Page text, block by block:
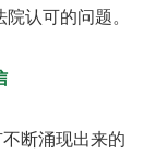
认可的问题。
断涌现出来的